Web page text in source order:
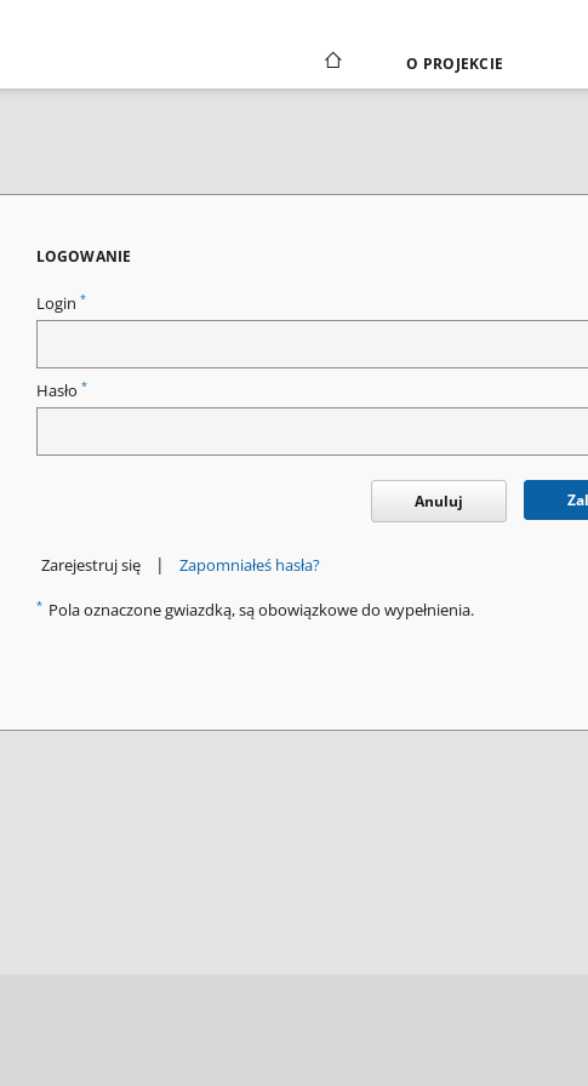
O PROJEKCIE
LOGOWANIE
Login *
Hasło *
Anuluj
Zarejestruj się | Zapomniałeś hasła?
* Pola oznaczone gwiazdką, są obowiązkowe do wypełnienia.